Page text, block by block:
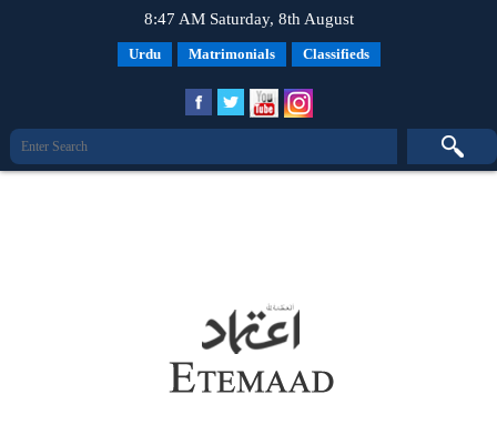
8:47 AM Saturday, 8th August
Urdu Matrimonials Classifieds